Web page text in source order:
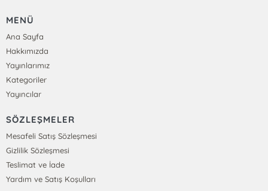
MENÜ
Ana Sayfa
Hakkımızda
Yayınlarımız
Kategoriler
Yayıncılar
SÖZLEŞMELER
Mesafeli Satış Sözleşmesi
Gizlilik Sözleşmesi
Teslimat ve İade
Yardım ve Satış Koşulları